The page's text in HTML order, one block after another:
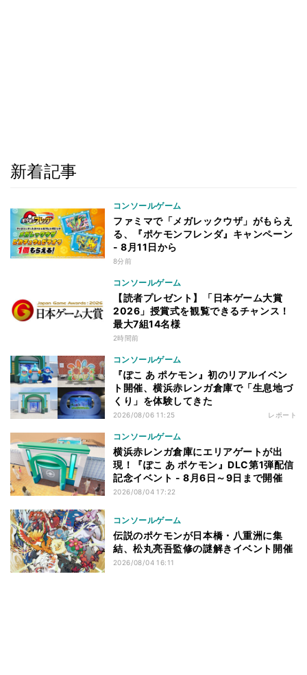
新着記事
コンソールゲーム
ファミマで「メガレックウザ」がもらえ
る、『ポケモンフレンダ』キャンペーン
- 8月11日から
8分前
コンソールゲーム
【読者プレゼント】「日本ゲーム大賞
2026」授賞式を観覧できるチャンス！
最大7組14名様
2時間前
コンソールゲーム
『ぽこ あ ポケモン』初のリアルイベン
ト開催、横浜赤レンガ倉庫で「生息地づ
くり」を体験してきた
2026/08/06 11:25 レポート
コンソールゲーム
横浜赤レンガ倉庫にエリアゲートが出
現！『ぽこ あ ポケモン』DLC第1弾配信
記念イベント - 8月6日～9日まで開催
2026/08/04 17:22
コンソールゲーム
伝説のポケモンが日本橋・八重洲に集
結、松丸亮吾監修の謎解きイベント開催
2026/08/04 16:11